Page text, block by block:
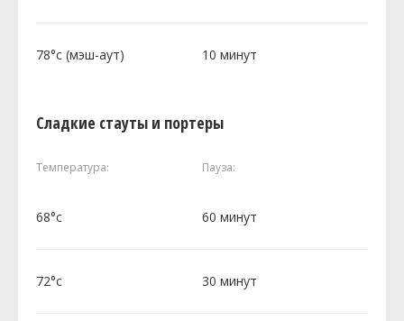
78°c (мэш-аут) 10 минут
Сладкие стауты и портеры
Температура: Пауза:
68°c 60 минут
72°c 30 минут